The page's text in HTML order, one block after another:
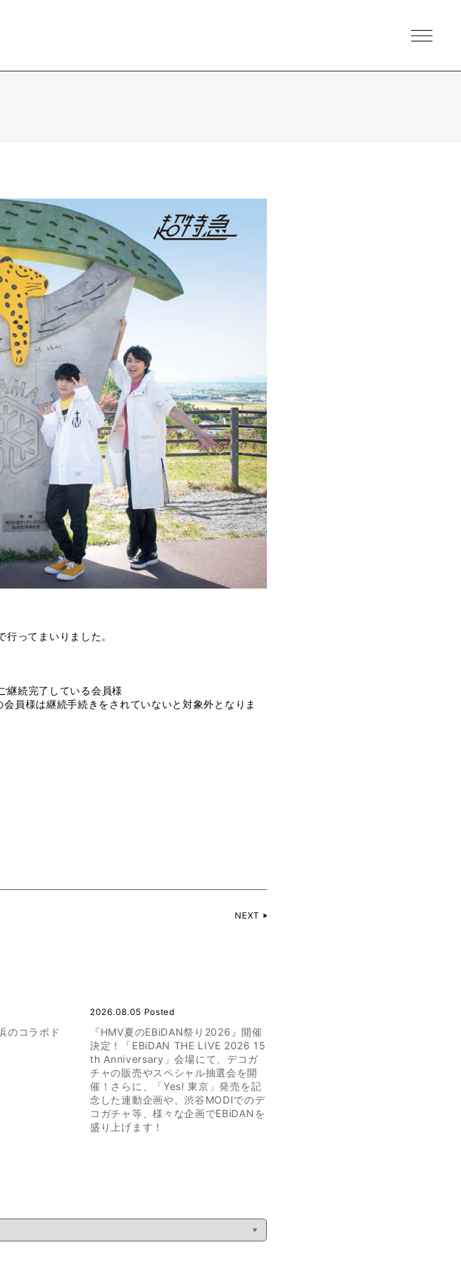
ってまいりました。
続完了している会員様
員様は継続手続きをされていないと対象外となりま
NEXT
のコラボド
2026.08.05 Posted
『HMV夏のEBiDAN祭り2026』開催
決定！「EBiDAN THE LIVE 2026 15
th Anniversary」会場にて、デコガ
チャの販売やスペシャル抽選会を開
催！さらに、「Yes! 東京」発売を記
念した連動企画や、渋谷MODIでのデ
コガチャ等、様々な企画でEBiDANを
盛り上げます！